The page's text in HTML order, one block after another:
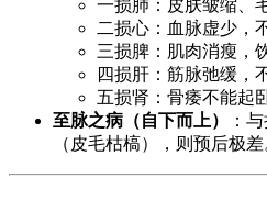
一损肺：皮肤皱缩、
二损心：血脉虚少，
三损脾：肌肉消瘦，
四损肝：筋脉弛缓，
五损肾：骨痿不能起
至脉之病（自下而上）
：
（皮毛枯槁），则预后极差